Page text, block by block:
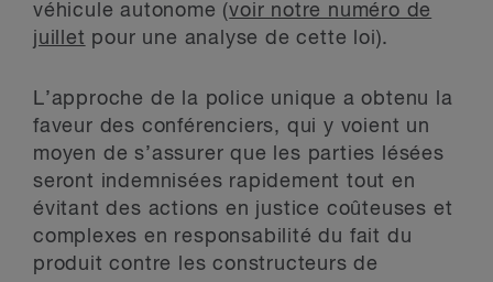
véhicule autonome (voir notre numéro de
juillet pour une analyse de cette loi).
L’approche de la police unique a obtenu la
faveur des conférenciers, qui y voient un
moyen de s’assurer que les parties lésées
seront indemnisées rapidement tout en
évitant des actions en justice coûteuses et
complexes en responsabilité du fait du
produit contre les constructeurs de